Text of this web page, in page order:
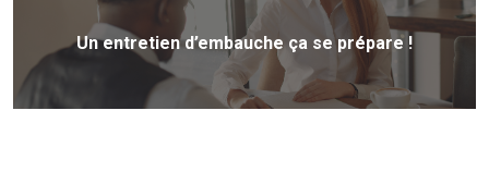
Un entretien d’embauche ça se prépare !